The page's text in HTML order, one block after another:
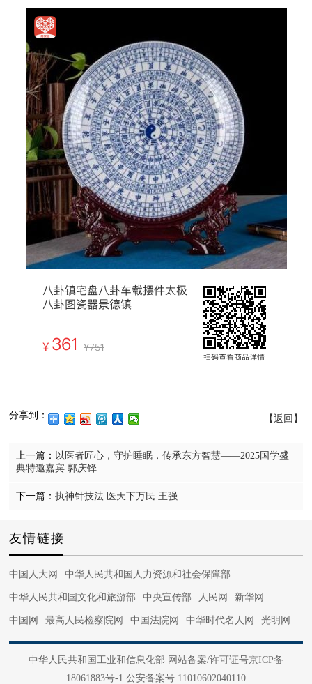
分享到： 【返回】
上一篇： 以医者匠心，守护睡眠，传承东方智慧——2025国学盛
典特邀嘉宾 郭庆铎
下一篇：执神针技法 医天下万民 王强
友情链接
中国人大网 中华人民共和国人力资源和社会保障部
中华人民共和国文化和旅游部 中央宣传部 人民网 新华网
中国网 最高人民检察院网 中国法院网 中华时代名人网 光明网
中国军网 中国日报网 法治网 正义网 光明网 国际在线
中国日报网 央视网 中国文信网 国家广电总局 中国青年网
中华人民共和国工业和信息化部 网站备案/许可证号京ICP备
18061883号-1 公安备案号 11010602040110